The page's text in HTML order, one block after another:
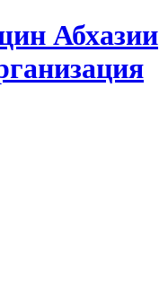
Абхазии